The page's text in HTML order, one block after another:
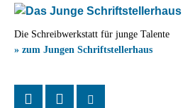
Die Schreibwerkstatt für junge Talente
» zum Jungen Schriftstellerhaus